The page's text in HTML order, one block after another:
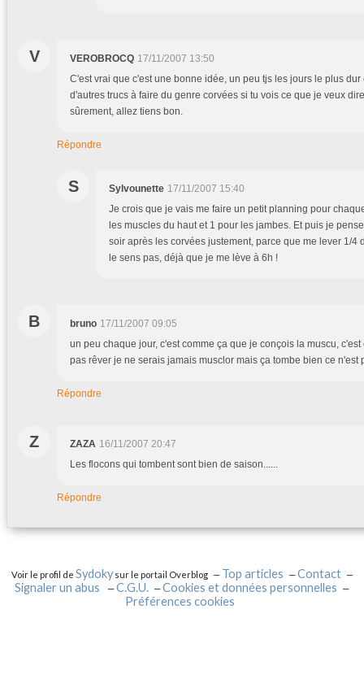
V VEROBROCQ 17/11/2007 13:50
C'est vrai que c'est une bonne idée, un peu tjs les jours le plus dur
d'autres trucs à faire du genre corvées si tu vois ce que je veux
sûrement, allez tiens bon.
Répondre
S Sylvounette 17/11/2007 15:40
Je crois que je vais me faire un petit planning pour
les muscles du haut et 1 pour les jambes. Et puis je
soir après les corvées justement, parce que me lever 1/4
le sens pas, déjà que je me lève à 6h !
B bruno 17/11/2007 09:05
un peu chaque jour, c'est comme ça que je conçois la muscu,
pas rêver je ne serais jamais musclor mais ça tombe bien ce n'est
Répondre
Z ZAZA 16/11/2007 20:47
Les flocons qui tombent sont bien de saison......
Répondre
Voir le profil de Sydokysur le portail Overblog Top articles
Contact
Signaler un abus
C.G.U.
Cookies et données personnelles
Préférences cookies